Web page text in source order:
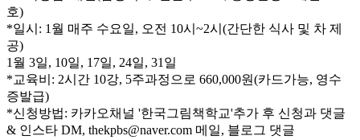
호)
*일시: 1월 매주 수요일, 오전 10시~2시(간단한 식사 및 차 제
공)
1월 3일, 10일, 17일, 24일, 31일
*교육비: 2시간 10강, 5주과정으로 660,000원(카드가능, 영수
증발급)
*신청방법: 카카오채널 '한국그림책학교'추가 후 신청과 댓글
& 인스타 DM, thekpbs@naver.com 메일, 블로그 댓글